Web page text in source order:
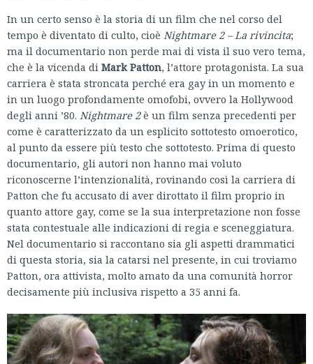
In un certo senso è la storia di un film che nel corso del
tempo è diventato di culto, cioè Nightmare 2 – La rivincita;
ma il documentario non perde mai di vista il suo vero tema,
che è la vicenda di Mark Patton, l’attore protagonista. La sua
carriera è stata stroncata perché era gay in un momento e
in un luogo profondamente omofobi, ovvero la Hollywood
degli anni ’80. Nightmare 2è un film senza precedenti per
come è caratterizzato da un esplicito sottotesto omoerotico,
al punto da essere più testo che sottotesto. Prima di questo
documentario, gli autori non hanno mai voluto
riconoscerne l’intenzionalità, rovinando così la carriera di
Patton che fu accusato di aver dirottato il film proprio in
quanto attore gay, come se la sua interpretazione non fosse
stata contestuale alle indicazioni di regia e sceneggiatura.
Nel documentario si raccontano sia gli aspetti drammatici
di questa storia, sia la catarsi nel presente, in cui troviamo
Patton, ora attivista, molto amato da una comunità horror
decisamente più inclusiva rispetto a 35 anni fa.